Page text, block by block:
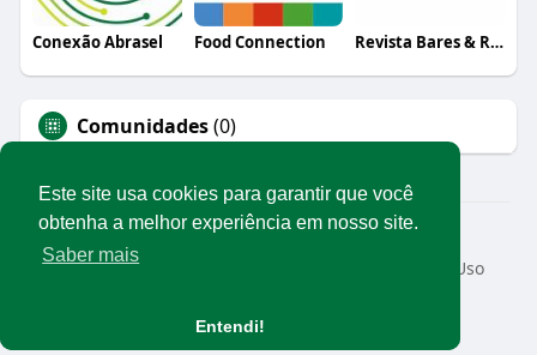
Este site usa cookies para garantir que você
obtenha a melhor experiência em nosso site.
Saber mais
Entendi!
Conexão Abrasel Food Connection Revista Bares & Restaurantes
Comunidades(0)
© 2026 Rede Abrasel
Início
Sobre
Termos de Uso